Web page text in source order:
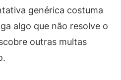
genérica costuma
algo que não resolve o
outras multas